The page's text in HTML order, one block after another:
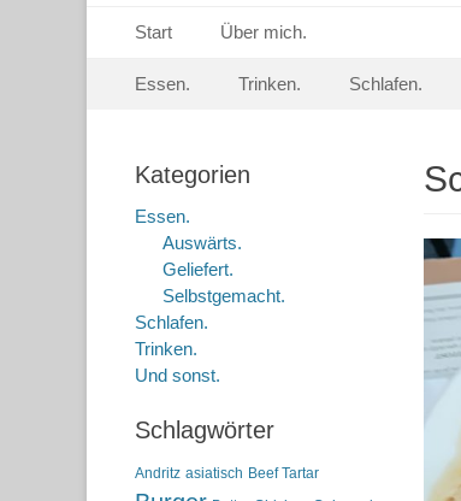
Primäres Menü
zum
Start Über mich.
Sekundär-Menü
zum
Essen. Trinken. Schlafen.
Kategorien
Essen.
Auswärts.
Geliefert.
Selbstgemacht.
Schlafen.
Trinken.
Und sonst.
Schlagwörter
Andritz asiatisch Beef Tartar